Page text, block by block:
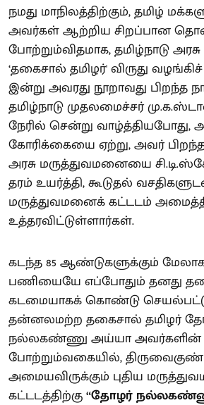
நமது மாநிலத்திற்கும், தமிழ்
அவர்கள் ஆற்றிய சிறப்பான
போற்றும்விதமாக, தமிழ்நாடு
‘தகைசால் தமிழர்' விருது வழங்கிச்
இன்று அவரது நூறாவது பிறந்த
தமிழ்நாடு முதலமைச்சர்
நேரில் சென்று வாழ்த்தியபோது,
கோரிக்கையை ஏற்று, அவர்
அரசு மருத்துவமனையை
தரம் உயர்த்தி, கூடுதல்
மருத்துவமனைக் கட்டடம்
உத்தரவிட்டுள்ளார்கள்.
கடந்த 85 ஆண்டுகளுக்கும்
பணியையே எப்போதும் தனது
கடமையாகக் கொண்டு
தன்னலமற்ற தகைசால் தமிழர்
நல்லகண்ணு அய்யா அவர்களின்
போற்றும்வகையில்,
அமையவிருக்கும் புதிய
கட்டடத்திற்கு“தோழர்